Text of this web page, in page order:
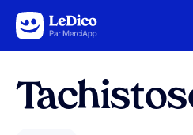
Aller au contenu